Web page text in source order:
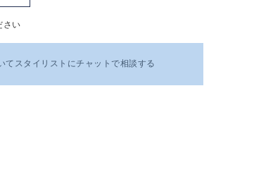
さい
てスタイリストにチャットで相談する